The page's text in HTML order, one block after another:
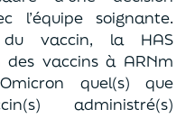
l’équipe soignante.
vaccin, la HAS
des vaccins à ARNm
quel(s) que
administré(s)